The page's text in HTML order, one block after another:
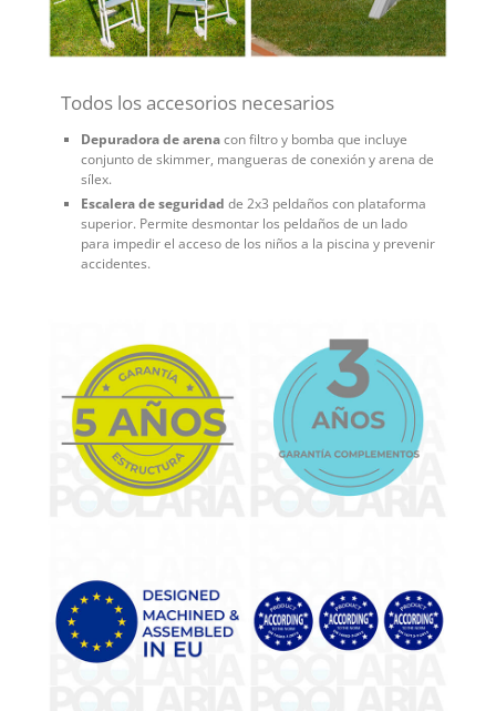
Todos los accesorios necesarios
Depuradora de arenacon filtro y bomba que incluye
conjunto de skimmer, mangueras de conexión y arena de
sílex.
Escalera de seguridad de 2x3 peldaños con plataforma
superior. Permite desmontar los peldaños de un lado
para impedir el acceso de los niños a la piscina y prevenir
accidentes.